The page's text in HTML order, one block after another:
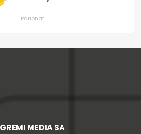
Patronat
GREMI MEDIA SA